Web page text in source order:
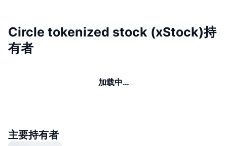
Circle tokenized stock (xStock)持
有者
加载中…
主要持有者